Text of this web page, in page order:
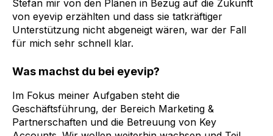
Stefan mir von den Plänen in Bezug auf die Zukunft
von eyevip erzählten und dass sie tatkräftiger
Unterstützung nicht abgeneigt wären, war der Fall
für mich sehr schnell klar.
Was machst du bei eyevip?
Im Fokus meiner Aufgaben steht die
Geschäftsführung, der Bereich Marketing &
Partnerschaften und die Betreuung von Key